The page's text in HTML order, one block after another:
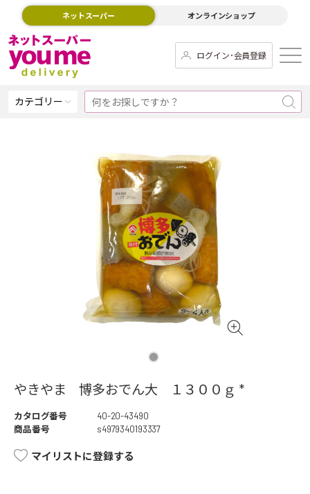
ネットスーパー オンラインショップ
ログイン･会員登録
カテゴリー
やきやま 博多おでん大 １３００ｇ *
カタログ番号
40-20-43490
商品番号
s4979340193337
マイリストに登録する